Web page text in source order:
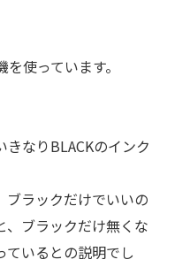
使っています。
なりBLACKのインク
ブラックだけでいいの
、ブラックだけ無くな
ているとの説明でし